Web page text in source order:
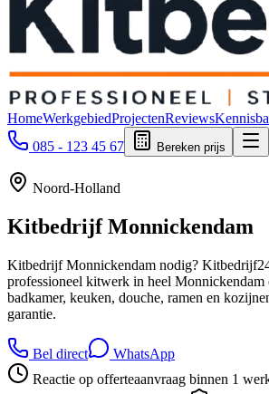
HomeWerkgebiedProjectenReviews
085 - 123 45 67
Bereken prijs
Noord-Holland
KitbedrijfMonnickendam
Kitbedrijf Monnickendam nodig?
professioneel kitwerk in heel
badkamer, keuken, douche, ramen en
garantie.
Bel direct
WhatsApp
Reactie op offerteaanvraag binnen 1